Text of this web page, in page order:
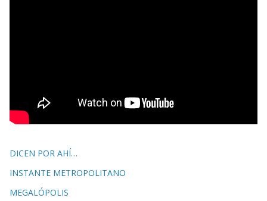
DICEN POR AHÍ…
INSTANTE METROPOLITANO
MEGALÓPOLIS